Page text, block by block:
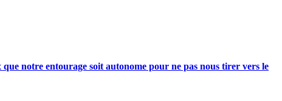
notre entourage soit autonome pour ne pas nous tirer vers le